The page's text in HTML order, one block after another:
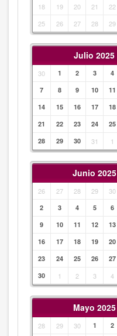
18
19 20 21 22
25
26 27 28 29
Julio 2025
30 1 2 3 4
7
8 9 10 11
14
15 16 17 18
21
22 23 24 25
28
29 30 31 1
Junio 2025
26 27 28 29 30
2
3 4 5 6
9
10 11 12 13
16
17 18 19 20
23
24 25 26 27
30
1 2 3 4
Mayo 2025
28 29 30 1 2